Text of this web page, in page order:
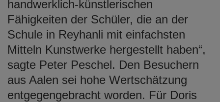
handwerklich-künstlerischen
Fähigkeiten der Schüler, die an der
Schule in Reyhanli mit einfachsten
Mitteln Kunstwerke hergestellt haben“,
sagte Peter Peschel. Den Besuchern
aus Aalen sei hohe Wertschätzung
entgegengebracht worden. Für Doris